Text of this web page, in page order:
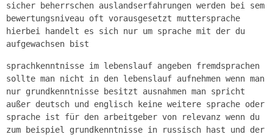
sicher beherrschen auslandserfahrungen werden bei sem
bewertungsniveau oft vorausgesetzt muttersprache
hierbei handelt es sich nur um sprache mit der du
aufgewachsen bist
sprachkenntnisse im lebenslauf angeben fremdsprachen
sollte man nicht in den lebenslauf aufnehmen wenn man
nur grundkenntnisse besitzt ausnahmen man spricht
außer deutsch und englisch keine weitere sprache oder
sprache ist für den arbeitgeber von relevanz wenn du
zum beispiel grundkenntnisse in russisch hast und der